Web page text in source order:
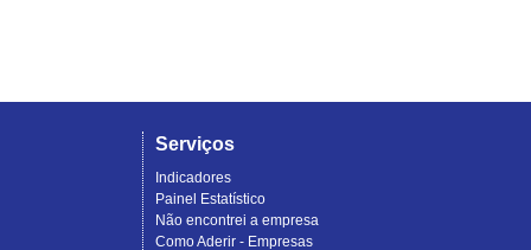
Serviços
Indicadores
Painel Estatístico
Não encontrei a empresa
Como Aderir - Empresas